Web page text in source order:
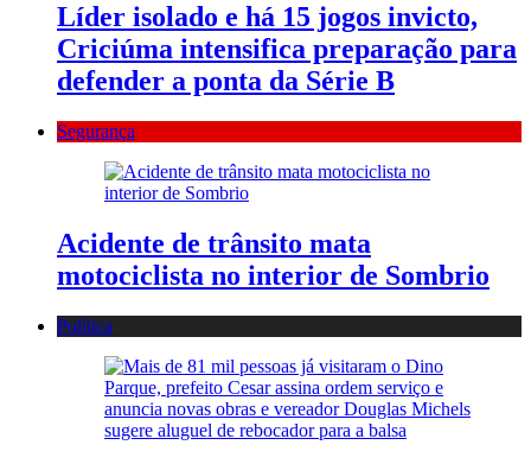
Líder isolado e há 15 jogos invicto,
Criciúma intensifica preparação para
defender a ponta da Série B
Segurança
Acidente de trânsito mata
motociclista no interior de Sombrio
Política